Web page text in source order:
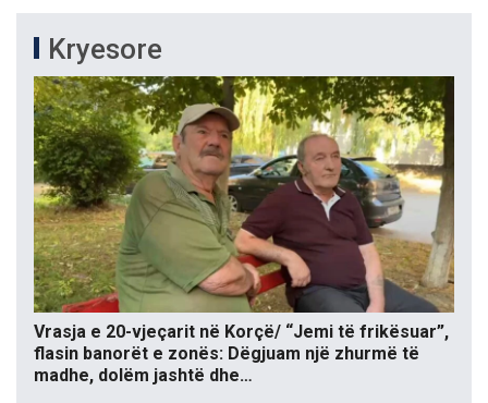
Kryesore
Vrasja e 20-vjeçarit në Korçë/ “Jemi të frikësuar”,
flasin banorët e zonës: Dëgjuam një zhurmë të
madhe, dolëm jashtë dhe…